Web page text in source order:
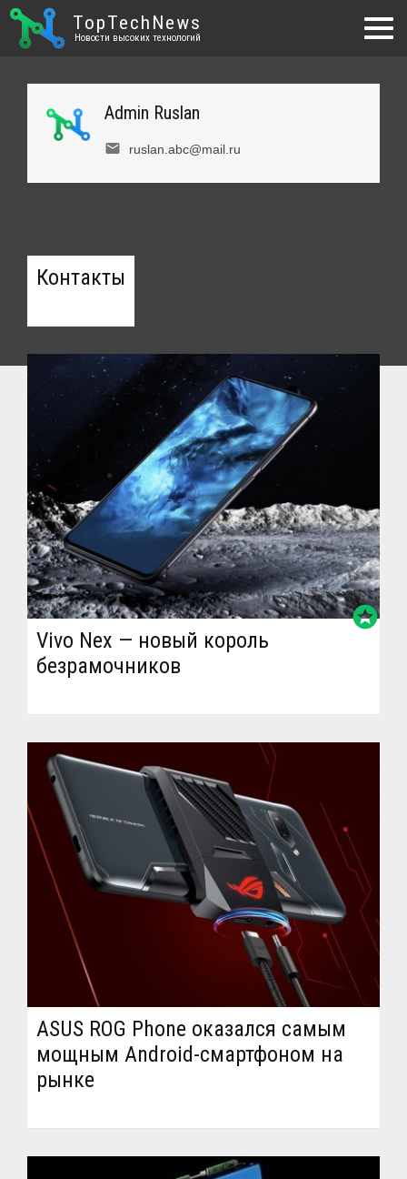
TopTechNews
Новости высоких технологий
Admin Ruslan
email ruslan.abc@mail.ru
Контакты
Vivo Nex — новый король
безрамочников
stars
ASUS ROG Phone оказался самым
мощным Android-смартфоном на
рынке